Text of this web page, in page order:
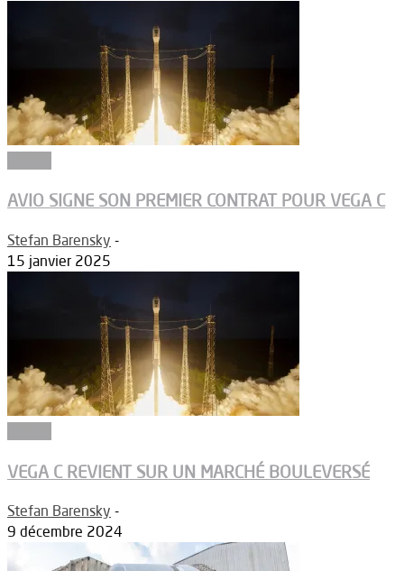
AVIO SIGNE SON PREMIER CONTRAT POUR VEGA C
Stefan Barensky -
15 janvier 2025
VEGA C REVIENT SUR UN MARCHÉ BOULEVERSÉ
Stefan Barensky -
9 décembre 2024